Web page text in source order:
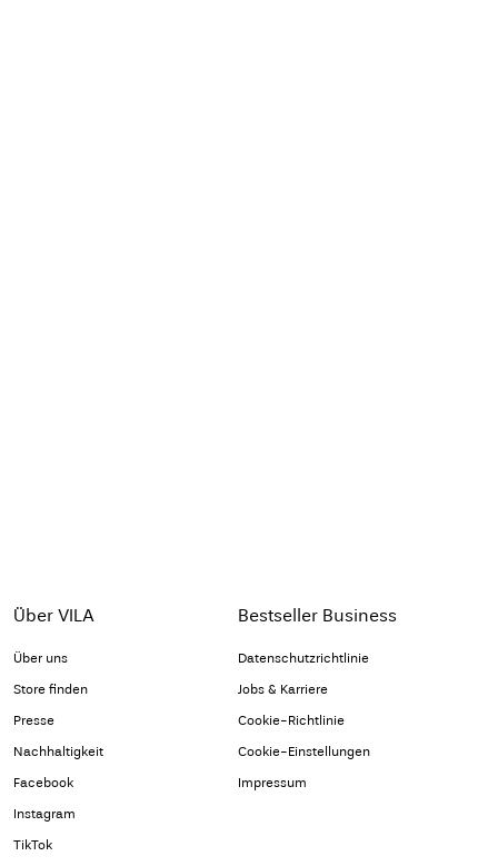
Über VILA
Über uns
Store finden
Presse
Nachhaltigkeit
Facebook
Instagram
TikTok
Bestseller Business
Datenschutzrichtlinie
Jobs & Karriere
Cookie-Richtlinie
Cookie-Einstellungen
Impressum